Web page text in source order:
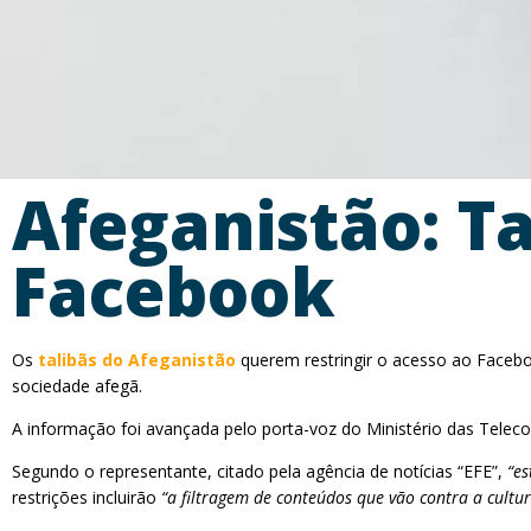
Afeganistão:
Facebook
Os talibãs do Afeganistão querem restringir o acesso ao
sociedade afegã.
A informação foi avançada pelo porta-voz do Ministério das
Segundo o representante, citado pela agência de notícias “EFE”,
restrições incluirão “a filtragem de conteúdos que vão contra a